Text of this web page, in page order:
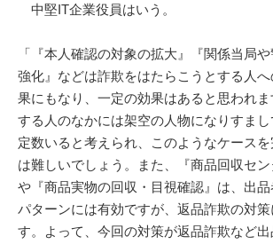
中堅IT企業役員はいう。
「『本人確認の対象の拡大』『関係当局
強化』などは詐欺をはたらこうとする人
果にもなり、一定の効果はあると思われ
する人のなかには架空の人物になりすま
定数いると考えられ、このようなケース
は難しいでしょう。また、『商品回収セン
や『商品実物の回収・目視確認』は、出
パターンには有効ですが、返品詐欺の対
す。よって、今回の対策が返品詐欺など